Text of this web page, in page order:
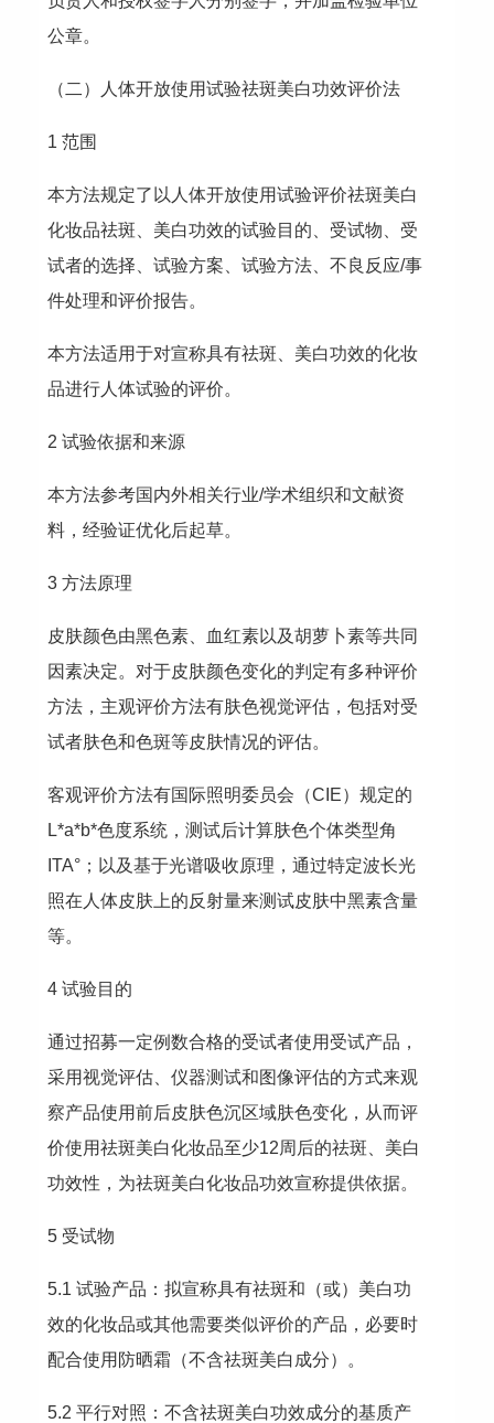
公章。
（二）人体开放使用试验祛斑美白功效评价法
1 范围
本方法规定了以人体开放使用试验评价祛斑美白
化妆品祛斑、美白功效的试验目的、受试物、受
试者的选择、试验方案、试验方法、不良反应/事
件处理和评价报告。
本方法适用于对宣称具有祛斑、美白功效的化妆
品进行人体试验的评价。
2 试验依据和来源
本方法参考国内外相关行业/学术组织和文献资
料，经验证优化后起草。
3 方法原理
皮肤颜色由黑色素、血红素以及胡萝卜素等共同
因素决定。对于皮肤颜色变化的判定有多种评价
方法，主观评价方法有肤色视觉评估，包括对受
试者肤色和色斑等皮肤情况的评估。
客观评价方法有国际照明委员会（CIE）规定的
L*a*b*色度系统，测试后计算肤色个体类型角
ITA°；以及基于光谱吸收原理，通过特定波长光
照在人体皮肤上的反射量来测试皮肤中黑素含量
等。
4 试验目的
通过招募一定例数合格的受试者使用受试产品，
采用视觉评估、仪器测试和图像评估的方式来观
察产品使用前后皮肤色沉区域肤色变化，从而评
价使用祛斑美白化妆品至少12周后的祛斑、美白
功效性，为祛斑美白化妆品功效宣称提供依据。
5 受试物
5.1 试验产品：拟宣称具有祛斑和（或）美白功
效的化妆品或其他需要类似评价的产品，必要时
配合使用防晒霜（不含祛斑美白成分）。
5.2 平行对照：不含祛斑美白功效成分的基质产